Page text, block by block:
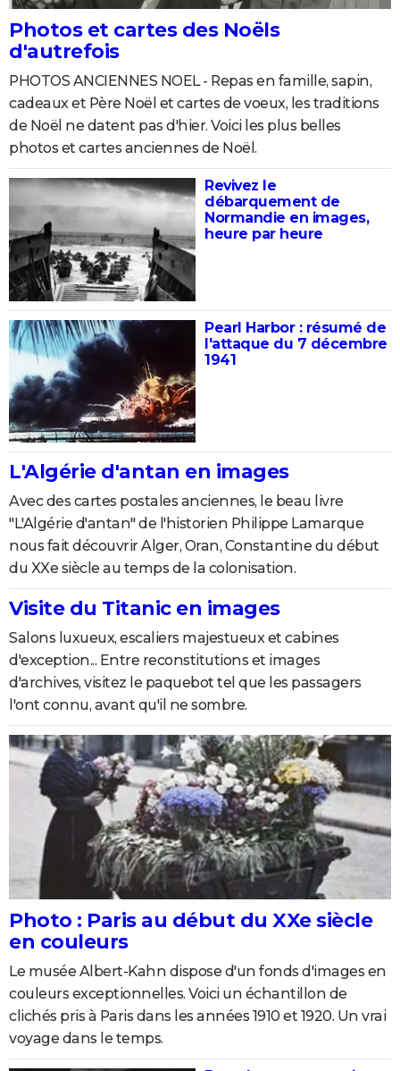
PHOTO
GUIDES D'ACHAT
BONS PLANS
CARTE DE VOEUX
DICTIONNAIRE
PROGRAMME TV
COPAINS D'AVANT
S'inscrire
Se connecter
Lycées
Collèges
Primaires
Universités
Entreprises
Service militaire
Avis de recherche
AVIS DE DÉCÈS
FORUM
Bricolage
Lifestyle
Culture
Sport
Auto
Television
Voyage
Cinema
Photos et cartes des Noëls
d'autrefois
PHOTOS ANCIENNES NOEL - Repas en famille, sapin,
cadeaux et Père Noël et cartes de voeux, les traditions
de Noël ne datent pas d'hier. Voici les plus belles
photos et cartes anciennes de Noël.
Revivez le
débarquement de
Normandie en images,
heure par heure
Pearl Harbor : résumé de
l'attaque du 7 décembre
1941
L'Algérie d'antan en images
Avec des cartes postales anciennes, le beau livre
"L'Algérie d'antan" de l'historien Philippe Lamarque
nous fait découvrir Alger, Oran, Constantine du début
du XXe siècle au temps de la colonisation.
Visite du Titanic en images
Salons luxueux, escaliers majestueux et cabines
d'exception... Entre reconstitutions et images
d'archives, visitez le paquebot tel que les passagers
l'ont connu, avant qu'il ne sombre.
Photo : Paris au début du XXe siècle
en couleurs
Le musée Albert-Kahn dispose d'un fonds d'images en
couleurs exceptionnelles. Voici un échantillon de
clichés pris à Paris dans les années 1910 et 1920. Un vrai
voyage dans le temps.